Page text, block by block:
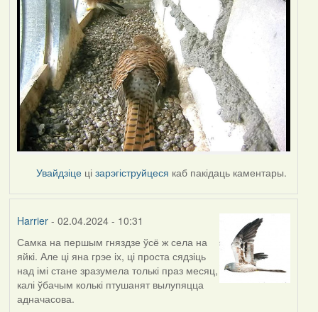
Увайдзіце цізарэгіструйцеся каб пакідаць каментары.
Harrier- 02.04.2024 - 10:31
Самка на першым гняздзе ўсё ж села на
яйкі. Але ці яна грэе іх, ці проста сядзіць
над імі стане зразумела толькі праз месяц,
калі ўбачым колькі птушанят вылупяцца
адначасова.